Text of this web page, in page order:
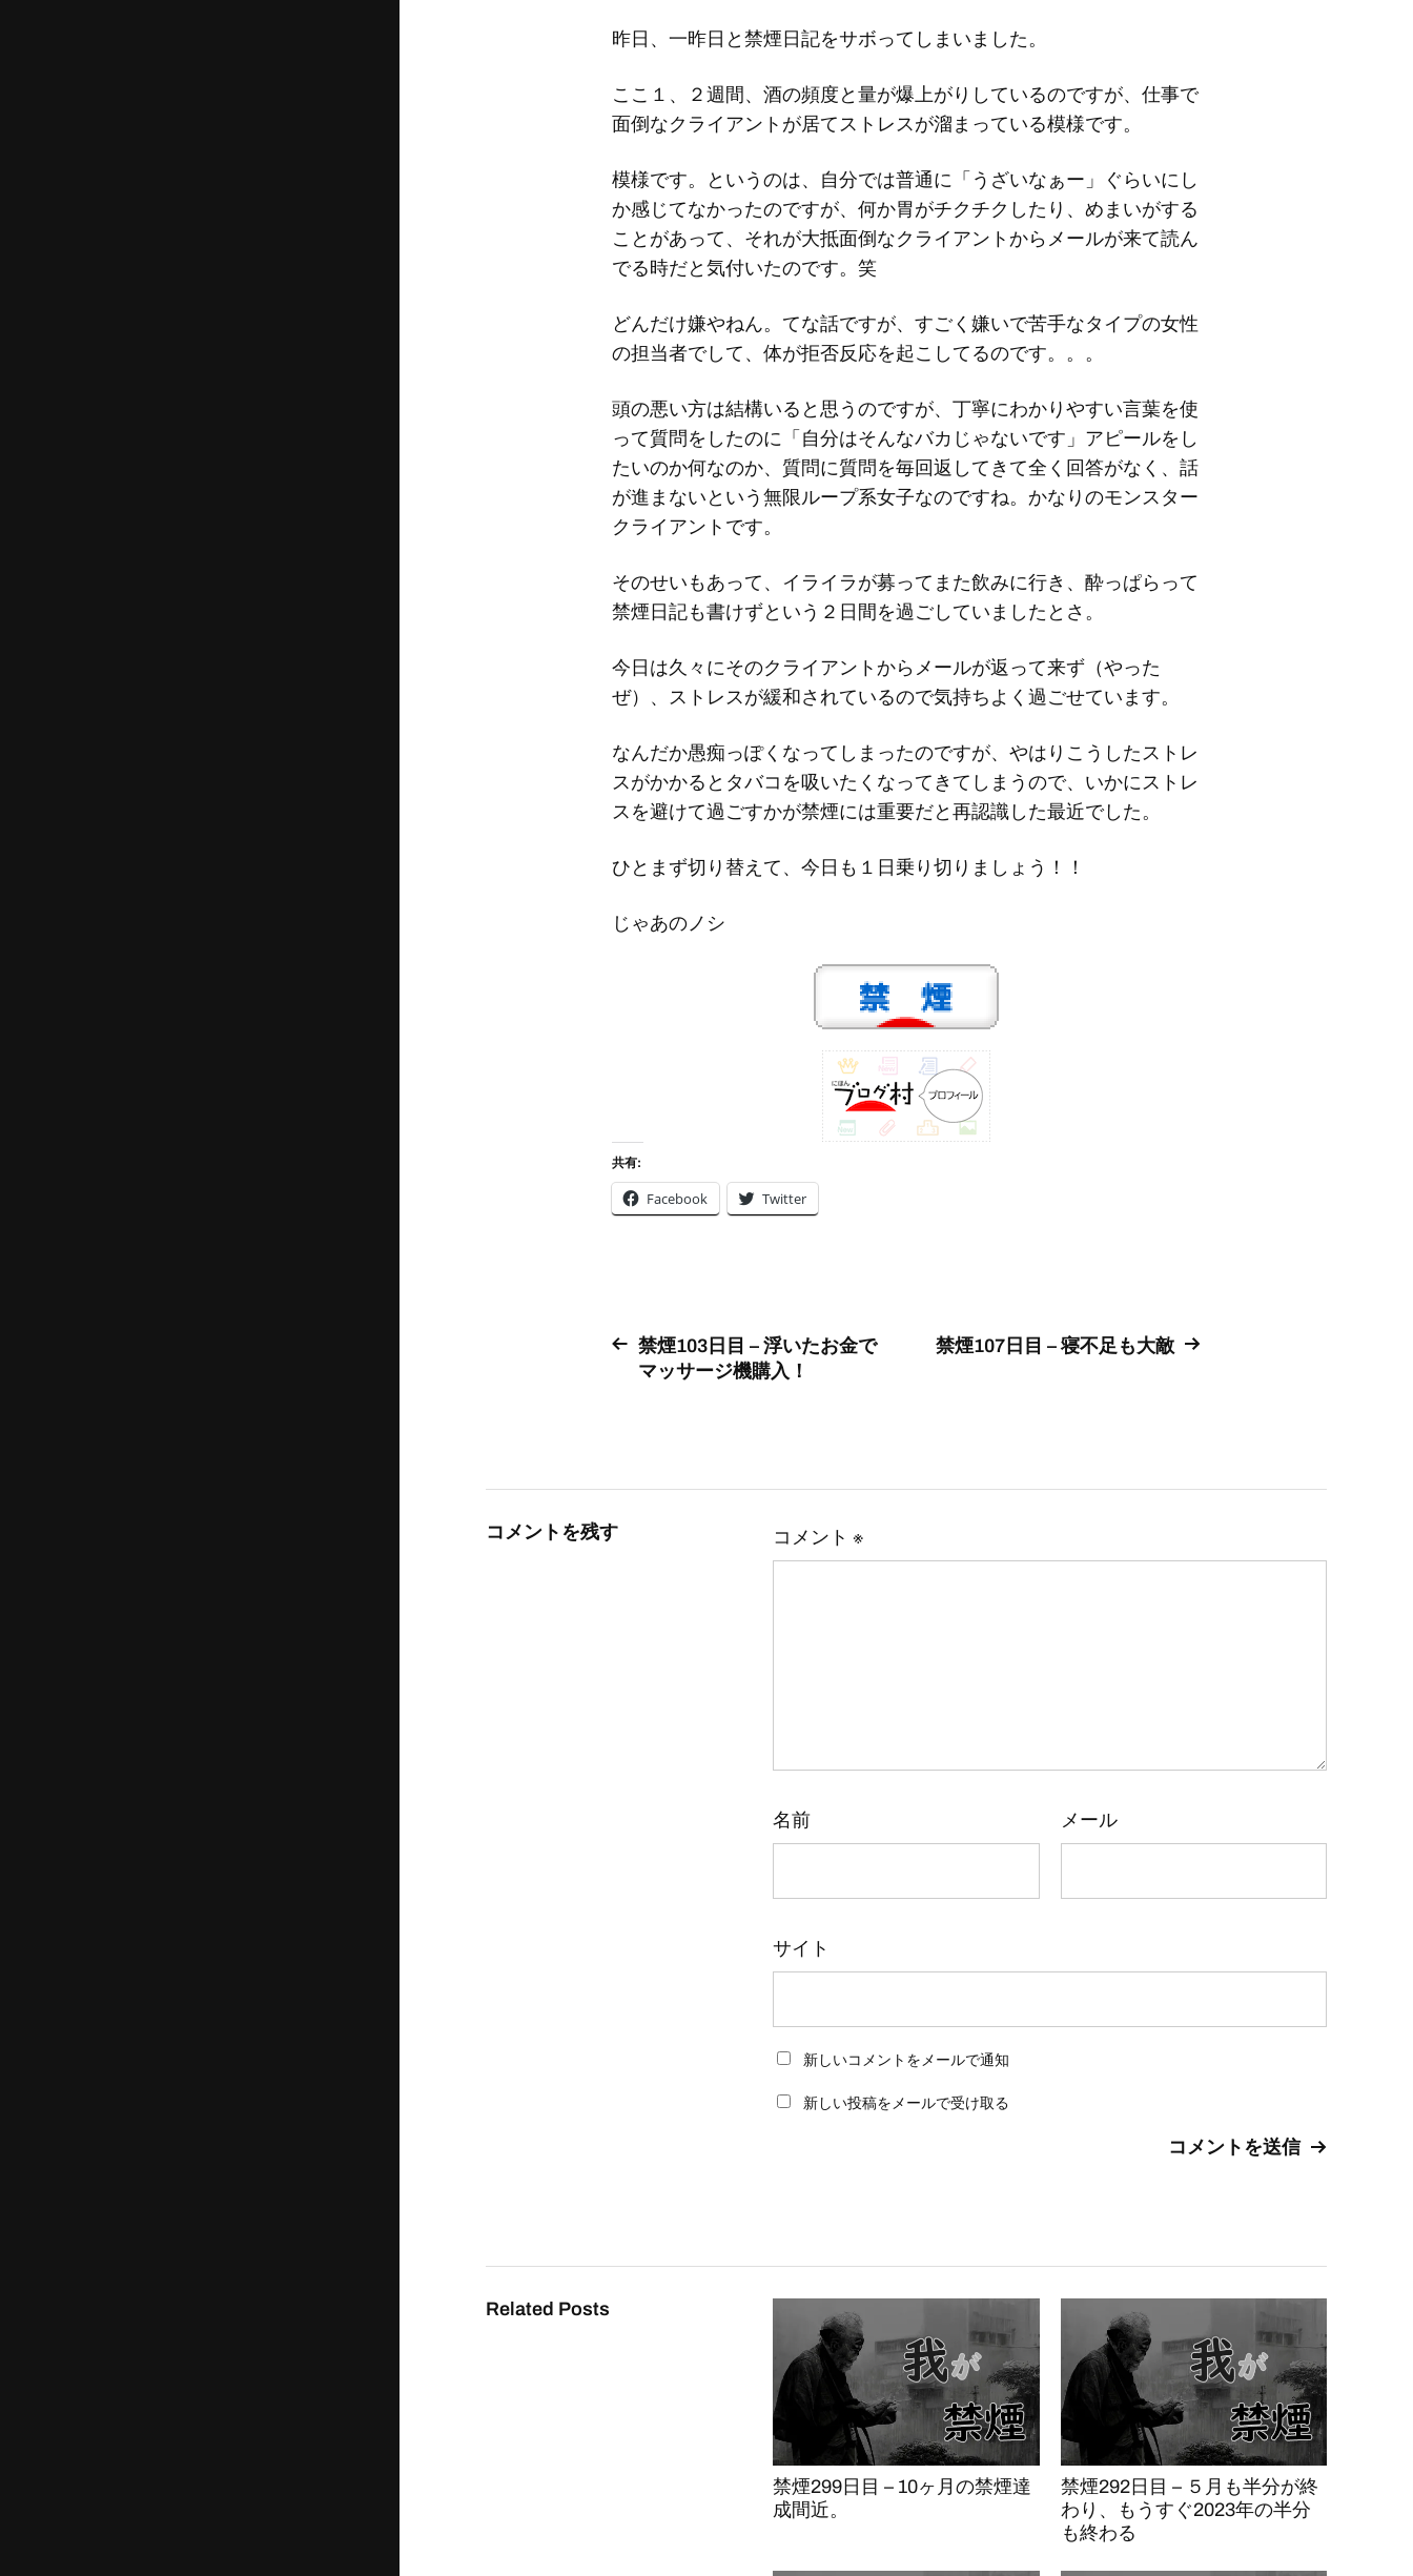
昨日、一昨日と禁煙日記をサボってしまいました。
ここ１、２週間、酒の頻度と量が爆上がりしているのですが、仕事で
面倒なクライアントが居てストレスが溜まっている模様です。
模様です。というのは、自分では普通に「うざいなぁー」ぐらいにし
か感じてなかったのですが、何か胃がチクチクしたり、めまいがする
ことがあって、それが大抵面倒なクライアントからメールが来て読ん
でる時だと気付いたのです。笑
どんだけ嫌やねん。てな話ですが、すごく嫌いで苦手なタイプの女性
の担当者でして、体が拒否反応を起こしてるのです。。。
頭の悪い方は結構いると思うのですが、丁寧にわかりやすい言葉を使
って質問をしたのに「自分はそんなバカじゃないです」アピールをし
たいのか何なのか、質問に質問を毎回返してきて全く回答がなく、話
が進まないという無限ループ系女子なのですね。かなりのモンスター
クライアントです。
そのせいもあって、イライラが募ってまた飲みに行き、酔っぱらって
禁煙日記も書けずという２日間を過ごしていましたとさ。
今日は久々にそのクライアントからメールが返って来ず（やった
ぜ）、ストレスが緩和されているので気持ちよく過ごせています。
なんだか愚痴っぽくなってしまったのですが、やはりこうしたストレ
スがかかるとタバコを吸いたくなってきてしまうので、いかにストレ
スを避けて過ごすかが禁煙には重要だと再認識した最近でした。
ひとまず切り替えて、今日も１日乗り切りましょう！！
じゃあのノシ
共有:
Facebook Twitter
禁煙103日目 – 浮いたお金で
マッサージ機購入！
禁煙107日目 – 寝不足も大敵
コメントを残す コメント ※
名前 メール
サイト
新しいコメントをメールで通知
新しい投稿をメールで受け取る
Related Posts
禁煙299日目 – 10ヶ月の禁煙達
成間近。
禁煙292日目 – ５月も半分が終
わり、もうすぐ2023年の半分
も終わる